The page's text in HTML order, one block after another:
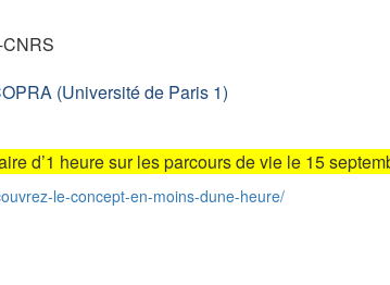
(Université de Paris 1)
d’1 heure sur les parcours de vie le 15
le-concept-en-moins-dune-heure/